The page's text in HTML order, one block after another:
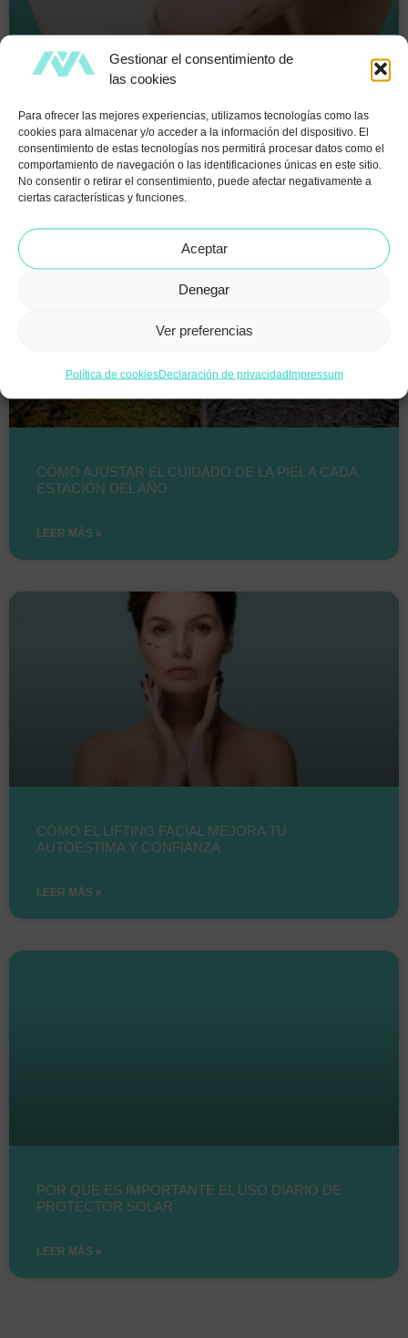
Gestionar el consentimiento de
las cookies
Para ofrecer las mejores experiencias, utilizamos tecnologías como las
cookies para almacenar y/o acceder a la información del dispositivo. El
consentimiento de estas tecnologías nos permitirá procesar datos como el
comportamiento de navegación o las identificaciones únicas en este sitio.
No consentir o retirar el consentimiento, puede afectar negativamente a
ciertas características y funciones.
Aceptar
Denegar
Ver preferencias
Política de cookiesDeclaración de privacidadImpressum
MORETONES POST OPERATORIOS DE UN
LIFTING FACIAL
LEER MÁS »
CÓMO AJUSTAR EL CUIDADO DE LA PIEL A CADA
ESTACIÓN DEL AÑO
LEER MÁS »
CÓMO EL LIFTING FACIAL MEJORA TU
AUTOESTIMA Y CONFIANZA
LEER MÁS »
POR QUÉ ES IMPORTANTE EL USO DIARIO DE
PROTECTOR SOLAR
LEER MÁS »